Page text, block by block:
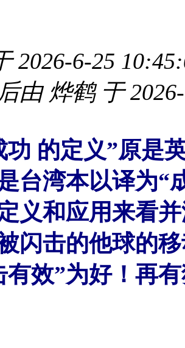
2026-6-25
由 烨鹤 于
功 的定义”原是
台湾本以译为“
义和应用来看
闪击的他球的
有效”为好！再